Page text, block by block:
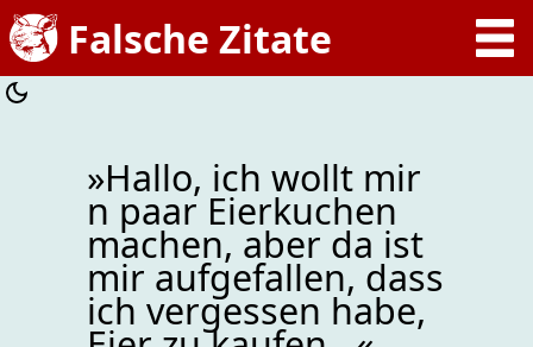
»Hallo, ich wollt mir
n paar Eierkuchen
machen, aber da ist
mir aufgefallen, dass
ich vergessen habe,